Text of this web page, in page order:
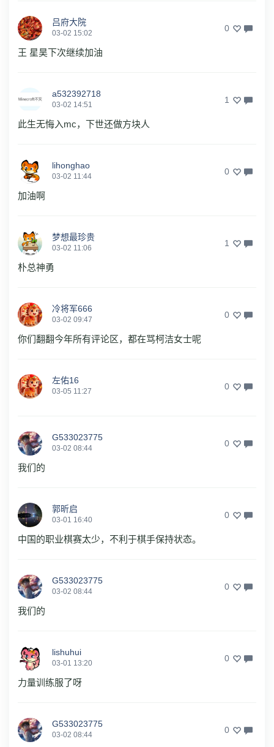
吕府大院
03-02 15:02 0
王 星昊下次继续加油
a532392718
03-02 14:51 1
此生无悔入mc，下世还做方块人
lihonghao
03-02 11:44 0
加油啊
梦想最珍贵
03-02 11:06 1
朴总神勇
冷将军666
03-02 09:47 0
你们翻翻今年所有评论区，都在骂柯洁女士呢
左佑16
03-05 11:27 0
G533023775
03-02 08:44 0
我们的
郭昕启
03-01 16:40 0
中国的职业棋赛太少，不利于棋手保持状态。
G533023775
03-02 08:44 0
我们的
lishuhui
03-01 13:20 0
力量训练服了呀
G533023775
03-02 08:44 0